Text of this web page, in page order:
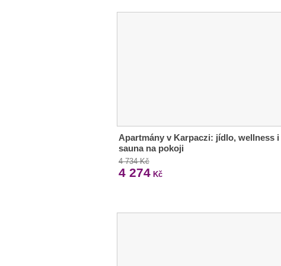
Apartmány v Karpaczi: jídlo, wellness i
sauna na pokoji
4 734 Kč
4 274 Kč